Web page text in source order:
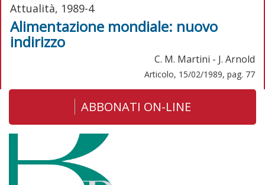
Attualità, 1989-4
Alimentazione mondiale: nuovo
indirizzo
C. M. Martini - J. Arnold
Articolo, 15/02/1989, pag. 77
ABBONATI ON-LINE